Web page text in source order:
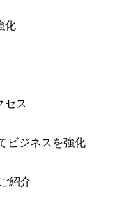
化
セス
ビジネスを強化
紹介